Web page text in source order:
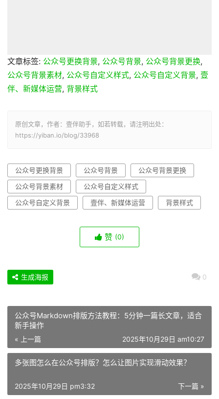
文章标签: 公众号更换背景, 公众号背景, 公众号背景更换,
公众号背景素材, 公众号自定义样式, 公众号自定义背景, 壹
伴、新媒体运营, 背景样式
原创文章，作者：壹伴助手，如若转载，请注明出处：
https://yiban.io/blog/33968
公众号更换背景 公众号背景
公众号背景更换
公众号背景素材
公众号自定义样式
公众号自定义背景
壹伴、新媒体运营 背景样式
赞 (0)
0
生成海报
公众号Markdown排版方法教程：5分钟一篇长文章，适合
新手操作
« 上一篇 2025年10月29日 am10:27
多张图怎么在公众号排版？怎么让图片实现滑动效果？
下一篇 »
2025年10月29日 pm3:32